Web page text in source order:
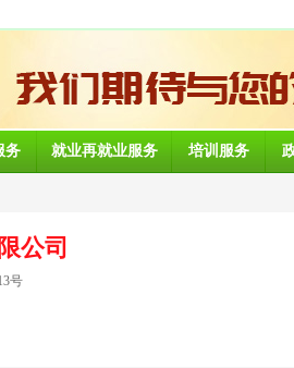
务 就业再就业服务 培训服务
公司
号